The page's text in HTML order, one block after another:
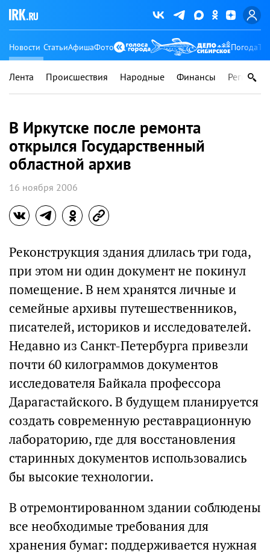
Новости СтатьиАфишаФото Погода
Лента Происшествия Народные Финансы Регионы
В Иркутске после ремонта
открылся Государственный
областной архив
16 ноября 2006
Реконструкция здания длилась три года,
при этом ни один документ не покинул
помещение. В нем хранятся личные и
семейные архивы путешественников,
писателей, историков и исследователей.
Недавно из Санкт-Петербурга привезли
почти 60 килограммов документов
исследователя Байкала профессора
Дарагастайского. В будущем планируется
создать современную реставрационную
лабораторию, где для восстановления
старинных документов использовались
бы высокие технологии.
В отремонтированном здании соблюдены
все необходимые требования для
хранения бумаг: поддерживается нужная